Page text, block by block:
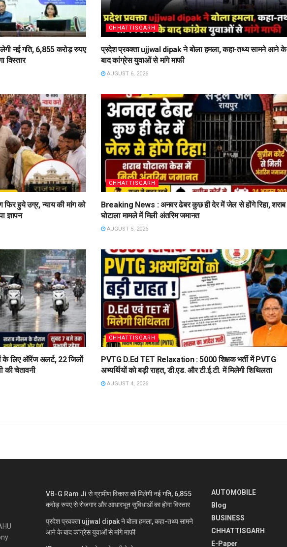
नई गति, 6,855 करोड़ रुपए
विस्तार
CHHATTISGARH
प्रदेश प्रवक्ता ujjwal dipak ने बोला हमला, कहा-तथ्य सामने आने के
बाद कांग्रेस युवाओं से मांगे माफी
AUGUST 6, 2026
हुये उग्र, न्याय की मांग को
ज्ञापन
CHHATTISGARH
Breaking News : अनवर ढेबर कुछ ही देर में जेल से होंगे रिहा, शराब
घोटाला मामले में मिली अंतरिम जमानत
AUGUST 5, 2026
लिए ऑरेंज अलर्ट, 22 जिलों
की चेतावनी
CHHATTISGARH
PVTG D.Ed TET Relaxation : 5000 शिक्षक भर्ती में PVTG
अभ्यर्थियों को बड़ी राहत, डी.एड. और टी.ई.टी. में मिलेगी शिथिलता
AUGUST 4, 2026
VB-G Ram Ji से ग्रामीण विकास को मिलेगी नई गति, 6,855
करोड़ रुपए से रोजगार और आधारभूत सुविधाओं का होगा विस्तार
प्रदेश प्रवक्ता ujjwal dipak ने बोला हमला, कहा-तथ्य सामने
आने के बाद कांग्रेस युवाओं से मांगे माफी
AUTOMOBILE
Blog
BUSINESS
CHHATTISGARH
E-Paper